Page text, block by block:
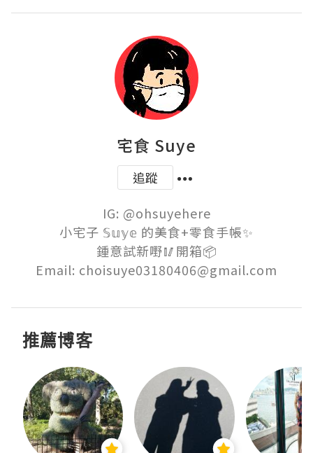
宅食 Suye
追蹤
IG: @ohsuyehere
小宅子 𝕊𝕦𝕪𝕖 的美食+零食手帳✨
鍾意試新嘢🥢開箱📦
Email: choisuye03180406@gmail.com
推薦博客